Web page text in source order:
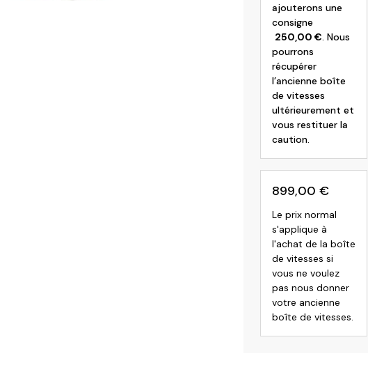
ajouterons une
consigne
250,00 €. Nous
pourrons
récupérer
l’ancienne boîte
de vitesses
ultérieurement et
vous restituer la
caution.
899,00 €
Le prix normal
s'applique à
l'achat de la boîte
de vitesses si
vous ne voulez
pas nous donner
votre ancienne
boîte de vitesses.